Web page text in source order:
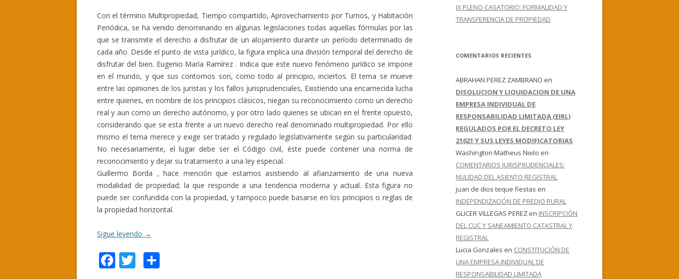
Con el término Multipropiedad, Tiempo compartido, Aprovechamiento por Turnos, y Habitación
Periódica, se ha venido denominando en algunas legislaciones todas aquellas fórmulas por las
que se transmite el derecho a disfrutar de un alojamiento durante un período determinado de
cada año. Desde el punto de vista jurídico, la figura implica una división temporal del derecho de
disfrutar del bien. Eugenio María Ramírez . Indica que este nuevo fenómeno jurídico se impone
en el mundo, y que sus contornos son, como todo al principio, inciertos. El tema se mueve
entre las opiniones de los juristas y los fallos jurisprudenciales, Existiendo una encarnecida lucha
entre quienes, en nombre de los principios clásicos, niegan su reconocimiento como un derecho
real y aun como un derecho autónomo, y por otro lado quienes se ubican en el frente opuesto,
considerando que se esta frente a un nuevo derecho real denominado multipropiedad. Por ello
mismo el tema merece y exige ser tratado y regulado legislativamente según su particularidad.
No necesariamente, el lugar debe ser el Código civil, éste puede contener una norma de
reconocimiento y dejar su tratamiento a una ley especial.
Guillermo Borda , hace mención que estamos asistiendo al afianzamiento de una nueva
modalidad de propiedad; la que responde a una tendencia moderna y actual. Esta figura no
puede ser confundida con la propiedad, y tampoco puede basarse en los principios o reglas de
la propiedad horizontal.
Sigue leyendo →
F T
IX PLENO CASATORIO: FORMALIDAD Y
TRANSFERENCIA DE PROPIEDAD
COMENTARIOS RECIENTES
ABRAHAN PEREZ ZAMBRANO en
DISOLUCION Y LIQUIDACION DE UNA
EMPRESA INDIVIDUAL DE
RESPONSABILIDAD LIMITADA (EIRL)
REGULADOS POR EL DECRETO LEY
21621 Y SUS LEYES MODIFICATORIAS
Washington Matheus Nieto en
COMENTARIOS JURISPRUDENCIALES:
NULIDAD DEL ASIENTO REGISTRAL
juan de dios teque fiestas en
INDEPENDIZACIÓN DE PREDIO RURAL
GLICER VILLEGAS PEREZ en INSCRIPCIÓN
DEL CUC Y SANEAMIENTO CATASTRAL Y
REGISTRAL
Lucia Gonzales en CONSTITUCIÓN DE
UNA EMPRESA INDIVIDUAL DE
RESPONSABILIDAD LIMITADA